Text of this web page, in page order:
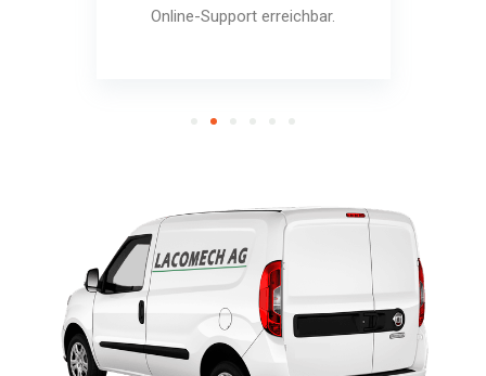
Online-Support erreichbar.